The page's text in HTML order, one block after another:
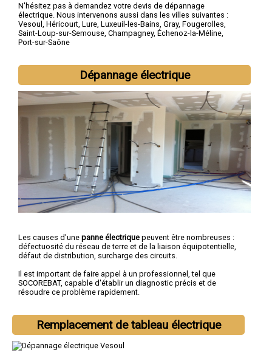
N'hésitez pas à demandez votre devis de dépannage
électrique . Nous intervenons aussi dans les villes suivantes :
Vesoul
Héricourt Lure Luxeuil-les-Bains Gray, Fougerolles
Saint-Loup-sur-Semouse Champagney, Échenoz-la-Méline
Port-sur-Saône
Dépannage électrique
Les causes d'une panne électrique peuvent être nombreuses :
défectuosité du réseau de terre et de la liaison équipotentielle,
défaut de distribution, surcharge des circuits.
Il est important de faire appel à un professionnel, tel que
SOCOREBAT, capable d'établir un diagnostic précis et de
résoudre ce problème rapidement.
Remplacement de tableau électrique